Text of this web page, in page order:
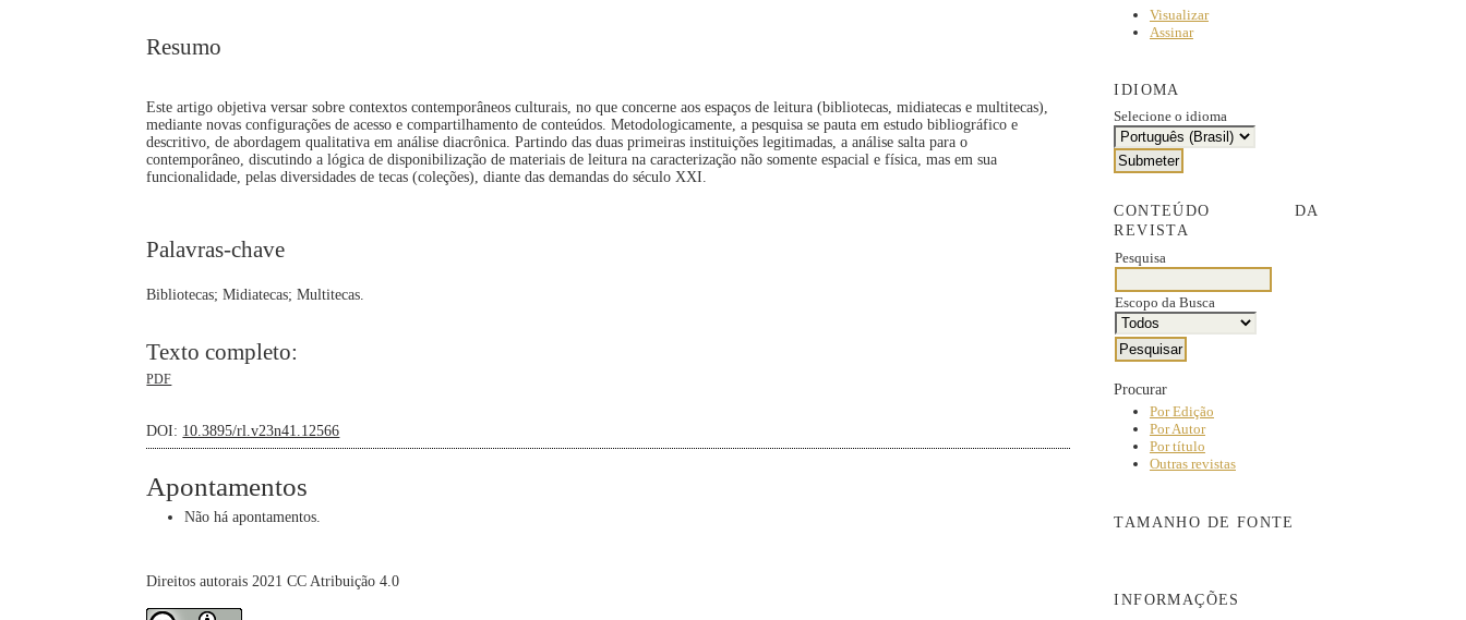
Visualizar
Assinar
IDIOMA
Selecione o idioma
CONTEÚDO DA
REVISTA
Pesquisa
Escopo da Busca
Procurar
Por Edição
Por Autor
Por título
Outras revistas
TAMANHO DE FONTE
INFORMAÇÕES
Resumo
Este artigo objetiva versar sobre contextos contemporâneos culturais, no que concerne aos espaços de leitura (bibliotecas, midiatecas e multitecas),
mediante novas configurações de acesso e compartilhamento de conteúdos. Metodologicamente, a pesquisa se pauta em estudo bibliográfico e
descritivo, de abordagem qualitativa em análise diacrônica. Partindo das duas primeiras instituições legitimadas, a análise salta para o
contemporâneo, discutindo a lógica de disponibilização de materiais de leitura na caracterização não somente espacial e física, mas em sua
funcionalidade, pelas diversidades de tecas (coleções), diante das demandas do século XXI.
Palavras-chave
Bibliotecas; Midiatecas; Multitecas.
Texto completo:
PDF
DOI: 10.3895/rl.v23n41.12566
Apontamentos
Não há apontamentos.
Direitos autorais 2021 CC Atribuição 4.0